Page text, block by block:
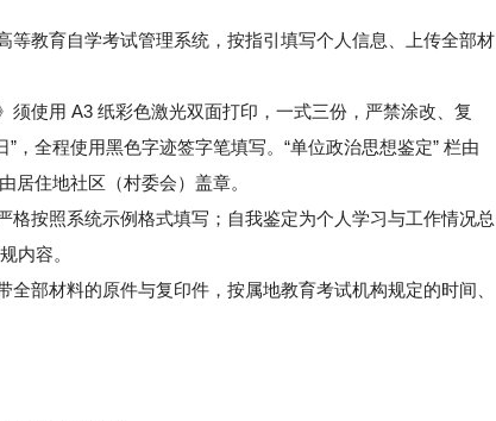
等教育自学考试管理系统，按指引填写个人信息、上传全部材
须使用 A3 纸彩色激光双面打印，一式三份，严禁涂改、复
，全程使用黑色字迹签字笔填写。“单位政治思想鉴定” 栏由
居住地社区（村委会）盖章。
格按照系统示例格式填写；自我鉴定为个人学习与工作情况总
内容。
全部材料的原件与复印件，按属地教育考试机构规定的时间、